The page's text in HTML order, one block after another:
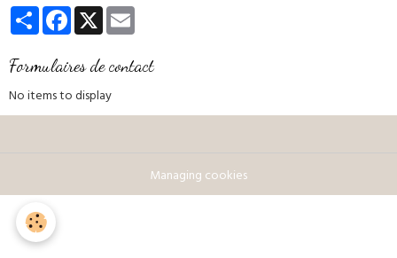
PartagerFacebook
X
Formulaires de contact
No items to display
Managing cookies